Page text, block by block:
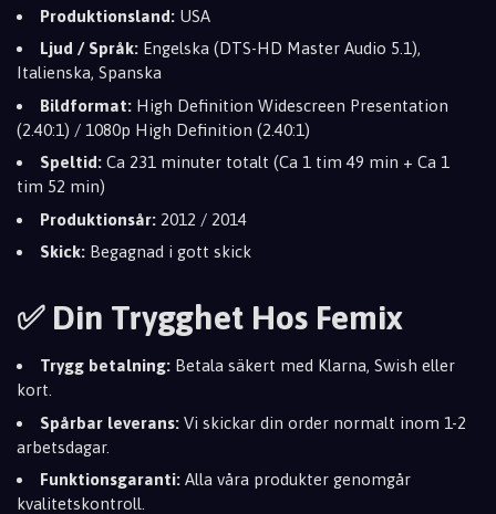
Produktionsland: USA
Ljud / Språk: Engelska (DTS-HD Master Audio 5.1),
Italienska, Spanska
Bildformat: High Definition Widescreen Presentation
(2.40:1) / 1080p High Definition (2.40:1)
Speltid: Ca 231 minuter totalt (Ca 1 tim 49 min + Ca 1
tim 52 min)
Produktionsår: 2012 / 2014
Skick: Begagnad i gott skick
✅ Din Trygghet Hos Femix
Trygg betalning: Betala säkert med Klarna, Swish eller
kort.
Spårbar leverans: Vi skickar din order normalt inom 1-2
arbetsdagar.
Funktionsgaranti: Alla våra produkter genomgår
kvalitetskontroll.